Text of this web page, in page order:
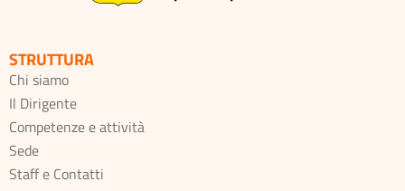
STRUTTURA
Chi siamo
Il Dirigente
Competenze e attività
Sede
Staff e Contatti